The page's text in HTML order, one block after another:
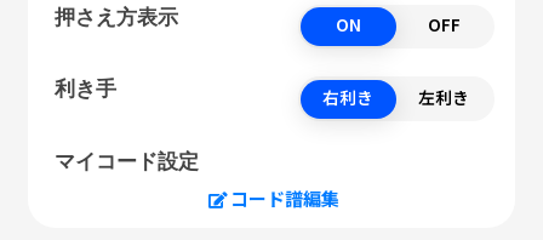
押さえ方表示 ON OFF
利き手 右利き 左利き
マイコード設定
コード譜編集